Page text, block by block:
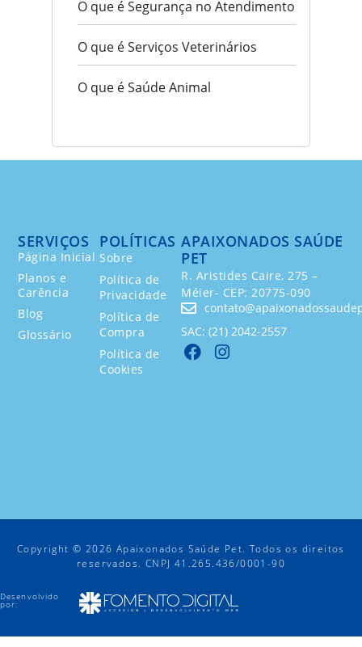
O que é Segurança no Atendimento
O que é Serviços Veterinários
O que é Saúde Animal
POLÍTICAS
Sobre
Política de
Privacidade
Política de
Compra
Política de
Cookies
SERVIÇOS
Página Inicial
Planos e
Carência
Blog
Glossário
APAIXONADOS SAÚDE
PET
R. Aristides Caire, 275 –
Méier- CEP: 20775-090
SAC: (21) 2042-2557
Copyright © 2026 Apaixonados Saúde Pet. Todos os direitos
reservados. CNPJ 41.265.436/0001-90
Desenvolvido
por: